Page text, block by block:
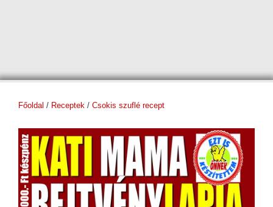
Főoldal / Receptek / Csokis szuflé recept